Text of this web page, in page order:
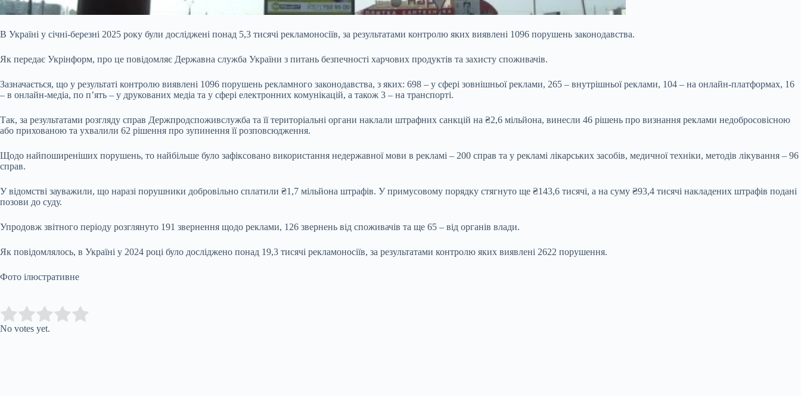
В Україні у січні-березні 2025 року були досліджені понад 5,3 тисячі рекламоносіїв, за результатами контролю яких виявлені 1096 порушень законодавства.
Як передає Укрінформ, про це повідомляє Державна служба України з питань безпечності харчових продуктів та захисту споживачів.
Зазначається, що у результаті контролю виявлені 1096 порушень рекламного законодавства, з яких: 698 – у сфері зовнішньої реклами, 265 – внутрішньої реклами, 104 – на онлайн-платформах, 16
– в онлайн-медіа, по п’ять – у друкованих медіа та у сфері електронних комунікацій, а також 3 – на транспорті.
Так, за результатами розгляду справ Держпродспоживслужба та її територіальні органи наклали штрафних санкцій на ₴2,6 мільйона, винесли 46 рішень про визнання реклами недобросовісною
або прихованою та ухвалили 62 рішення про зупинення її розповсюдження.
Щодо найпоширеніших порушень, то найбільше було зафіксовано використання недержавної мови в рекламі – 200 справ та у рекламі лікарських засобів, медичної техніки, методів лікування – 96
справ.
У відомстві зауважили, що наразі порушники добровільно сплатили ₴1,7 мільйона штрафів. У примусовому порядку стягнуто ще ₴143,6 тисячі, а на суму ₴93,4 тисячі накладених штрафів подані
позови до суду.
Упродовж звітного періоду розглянуто 191 звернення щодо реклами, 126 звернень від споживачів та ще 65 – від органів влади.
Як повідомлялось, в Україні у 2024 році було досліджено понад 19,3 тисячі рекламоносіїв, за результатами контролю яких виявлені 2622 порушення.
Фото ілюстративне
Rate this item:
No votes yet.